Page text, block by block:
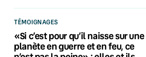
TÉMOIGNAGES
«Si c’est pour qu’il naisse sur une
planète en guerre et en feu, ce